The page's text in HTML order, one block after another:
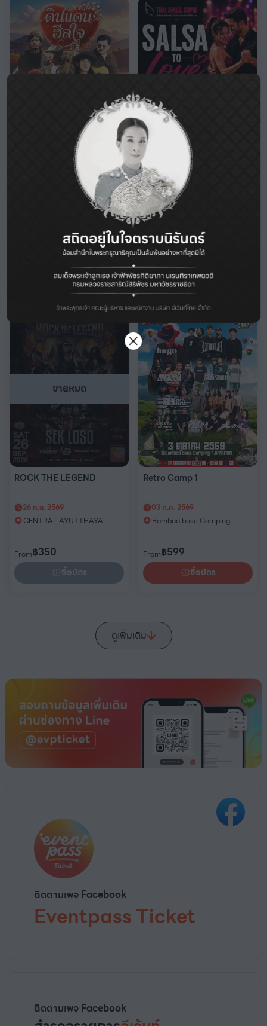
ซื้อบัตร
ซัลซ่า ทู เลิฟ...แบงคอก ซิงเกิล
ไนท์
04 ก.ย. 2569
฿599
ซื้อบัตร
ขายหมด
ROCK THE LEGEND
26 ก.ย. 2569
CENTRAL AYUTTHAYA
From฿350
ซื้อบัตร
Retro Camp 1
03 ต.ค. 2569
Bamboo base Camping
From฿599
ซื้อบัตร
ดูเพิ่มเติม
ติดตามเพจ Facebook
Eventpass Ticket
ติดตามเพจ Facebook